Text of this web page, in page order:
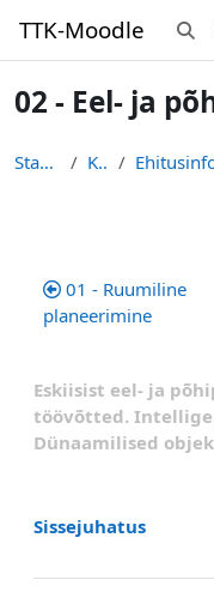
TTK-Moodle
02 - Eel- ja
Startseite Kurse
01 - Ruumiline
planeerimine
Eskiisist eel- ja
töövõtted.
Dünaamilised
Sissejuhatus